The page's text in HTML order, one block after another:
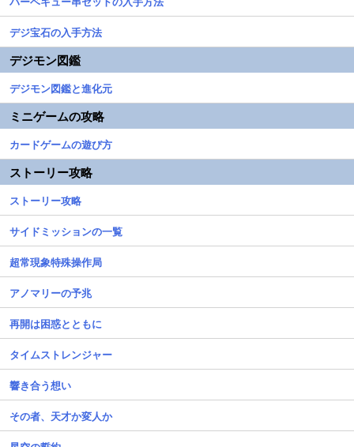
デジ宝石の入手方法
デジモン図鑑
デジモン図鑑と進化元
ミニゲームの攻略
カードゲームの遊び方
ストーリー攻略
ストーリー攻略
サイドミッションの一覧
超常現象特殊操作局
アノマリーの予兆
再開は困惑とともに
タイムストレンジャー
響き合う想い
その者、天才か変人か